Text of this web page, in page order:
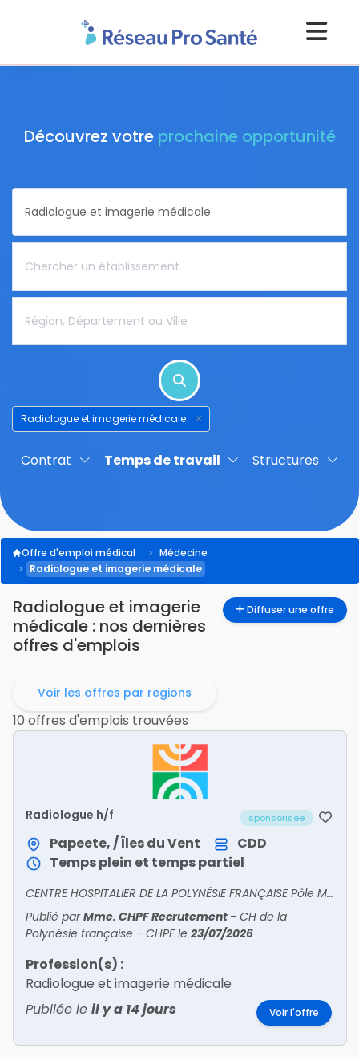
Découvrez votre prochaine opportunité
Radiologue et imagerie médicale
Contrat Temps de travail Structures
Offre d'emploi médical
Médecine
Radiologue et imagerie médicale
Radiologue et imagerie
médicale : nos dernières
offres d'emplois
Diffuser une offre
Voir les offres par regions
10 offres d'emplois trouvées
Radiologue h/f sponsorisée
Papeete, / Îles du Vent
CDD
Temps plein et temps partiel
CENTRE HOSPITALIER DE LA POLYNÉSIE FRANÇAISE Pôle Médico-Technique – Service : Imagerie médicale – Unité : Radiologie interventionnelleLe praticien hospitalier spécialisé en radiologie
Publié parMme. CHPF Recrutement- CH de la
Polynésie française - CHPFle 23/07/2026
Profession(s) :
Radiologue et imagerie médicale
Publiée le il y a 14 jours Voir l'offre